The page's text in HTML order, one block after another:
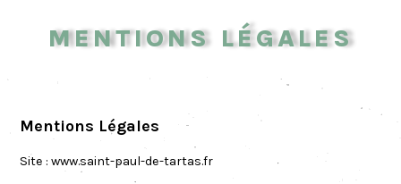
Mentions légales
Mentions Légales
Site :www.saint-paul-de-tartas.fr